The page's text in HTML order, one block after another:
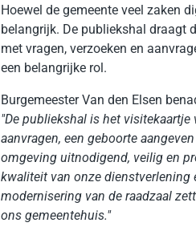
Hoewel de gemeente veel zaken
belangrijk. De publiekshal draagt
met vragen, verzoeken en
een belangrijke rol.
Burgemeester Van den Elsen
"De publiekshal is het
aanvragen, een geboorte
omgeving uitnodigend, veilig en
kwaliteit van onze dienstverlening
modernisering van de raadzaal
ons gemeentehuis."